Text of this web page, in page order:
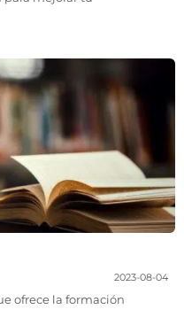
2023-08-04
ofrece la formación